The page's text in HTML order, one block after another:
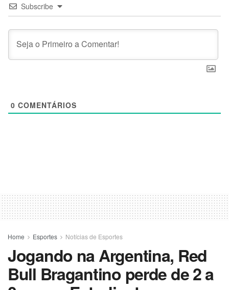
Subscribe
0 COMENTÁRIOS
Home Esportes Notícias de Esportes
Jogando na Argentina, Red
Bull Bragantino perde de 2 a